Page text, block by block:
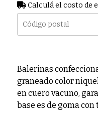
Calculá el costo de
Balerinas
graneado color
en cuero vacuno,
base es de goma con